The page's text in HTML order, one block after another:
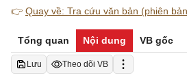
👉 Quay về: Tra cứu văn bản (phiên
Tổng quan Nội dung VB gốc
Lưu Theo dõi VB